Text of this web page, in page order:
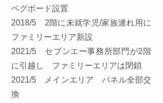
ペグボード設置
2018/5 2階に未就学児/家族連れ用に
ファミリーエリア新設
2021/5 セブンエー事務所部門が2階
に引越し ファミリーエリアは閉鎖
2021/5 メインエリア パネル全部交
換